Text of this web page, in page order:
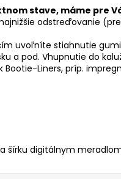
stave, máme pre
odstreďovanie
uvoľníte stiahnutie
a pod. Vhupnutie do
Liners, príp.
šírku digitálnym